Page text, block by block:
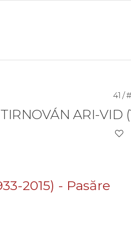
41 /
TIRNOVÁN ARI-VID